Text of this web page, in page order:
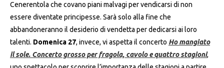
Cenerentola che covano piani malvagi per vendicarsi di non
essere diventate principesse. Sarà solo alla fine che
abbandoneranno il desiderio di vendetta per dedicarsi ai loro
talenti. Domenica 27, invece, vi aspetta il concerto Ho mangiato
il sole. Concerto grosso per fragola, cavolo e quattro stagioni,